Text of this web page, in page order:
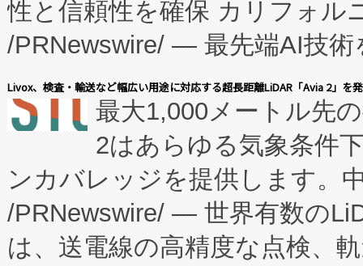
に、患者やサプライチェーン
キー方式で拡張性が高く、持
す。FCCM‑を活用した現地生
患者にとっての費用負担を大
のアクセスを大幅に拡大する
Fully-Connected Continuous
プログラムには、施設設計・
に関する技術移転および知的
性と信頼性を確保 カリフォル
/PRNewswire/ — 最先端AI技術
会社エーアイ・アンド：本社
President原信平）と、エンタ
ードするVoltaiqは、日本にあ
ーエネルギー貯蔵システム（
た。 Voltaiq独自のAI搭載プラ
定、統合、導入、運用に至る
Livox、検査・輸送など幅広い用途に対応する超長距離LiDAR「Avia 2」を
最大1,000メートル先
2はあらゆる気象条件
ンカバレッジを提供します。
/PRNewswire/ — 世界有数の
は、送電線の高精度な点検、